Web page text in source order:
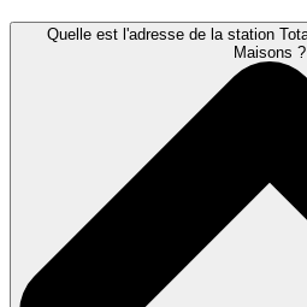
Quelle est l'adresse de la station
Maisons ?